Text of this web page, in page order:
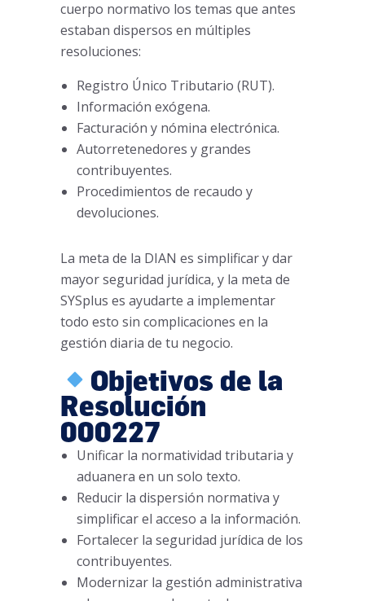
cuerpo normativo los temas que antes
estaban dispersos en múltiples
resoluciones:
Registro Único Tributario (RUT).
Información exógena.
Facturación y nómina electrónica.
Autorretenedores y grandes
contribuyentes.
Procedimientos de recaudo y
devoluciones.
La meta de la DIAN es simplificar y dar
mayor seguridad jurídica, y la meta de
SYSplus es ayudarte a implementar
todo esto sin complicaciones en la
gestión diaria de tu negocio.
Objetivos de la
Resolución
000227
Unificar la normatividad tributaria y
aduanera en un solo texto.
Reducir la dispersión normativa y
simplificar el acceso a la información.
Fortalecer la seguridad jurídica de los
contribuyentes.
Modernizar la gestión administrativa